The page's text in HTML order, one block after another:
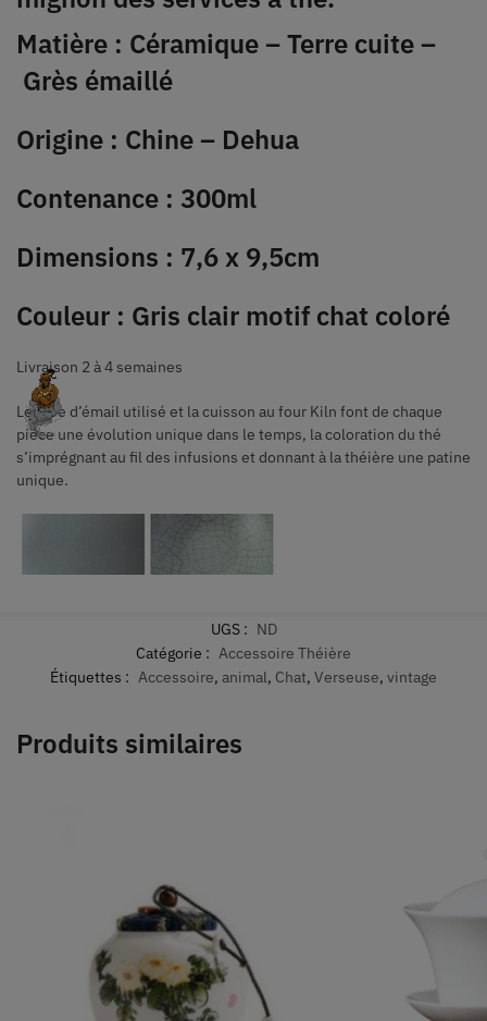
Matière : Céramique – Terre cuite –
Grès émaillé
Origine : Chine – Dehua
Contenance : 300ml
Dimensions : 7,6 x 9,5cm
Couleur : Gris clair motif chat coloré
Livraison 2 à 4 semaines
Le type d’émail utilisé et la cuisson au four Kiln font de chaque
pièce une évolution unique dans le temps, la coloration du thé
s’imprégnant au fil des infusions et donnant à la théière une patine
unique.
UGS : ND
Catégorie : Accessoire Théière
Étiquettes : Accessoire, animal, Chat, Verseuse, vintage
Produits similaires